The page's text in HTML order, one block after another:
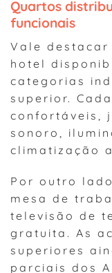
Quartos
funcionais
Vale
hotel
categorias
superior.
confortáveis,
sonoro,
climatização
Por outro
mesa de
televisão de
gratuita. As
superiores
parciais dos